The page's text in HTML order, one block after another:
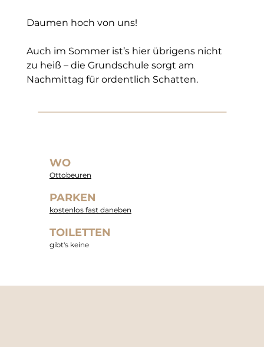
Daumen hoch von uns!
Auch im Sommer ist’s hier übrigens nicht
zu heiß – die Grundschule sorgt am
Nachmittag für ordentlich Schatten.
WO
Ottobeuren
PARKEN
kostenlos fast daneben
TOILETTEN
gibt's keine